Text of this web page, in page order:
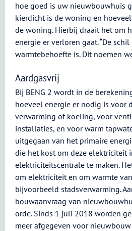
hoe goed is uw nieuwbouwhuis
kierdicht is de woning en
de woning. Hierbij draait het om
energie er verloren gaat. “De
warmtebehoefte is. Dit noemen
Aardgasvrij
Bij BENG 2 wordt in de
hoeveel energie er nodig is voor
verwarming of koeling, voor
installaties, en voor warm
uitgegaan van het primaire
die het kost om deze elektriciteit
elektriciteitscentrale te maken.
om elektriciteit en om warmte van
bijvoorbeeld stadsverwarming.
bouwaanvraag van
orde. Sinds 1 juli 2018 worden
meer afgegeven voor